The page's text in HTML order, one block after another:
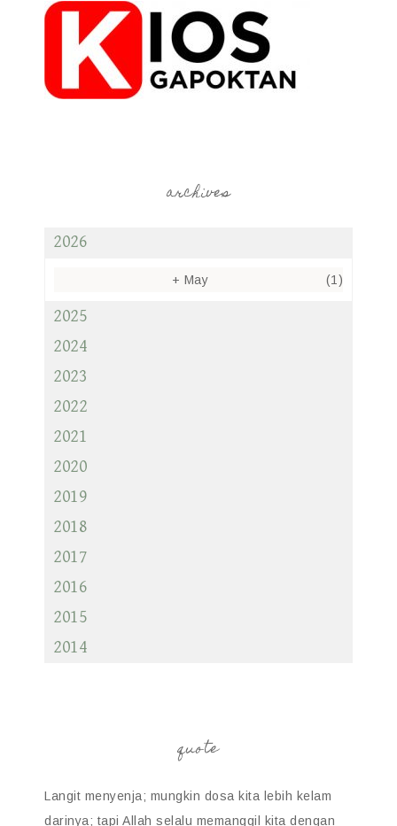
archives
2026
+ May (1)
2025
2024
2023
2022
2021
2020
2019
2018
2017
2016
2015
2014
quote
Langit menyenja; mungkin dosa kita lebih kelam
darinya; tapi Allah selalu memanggil kita dengan